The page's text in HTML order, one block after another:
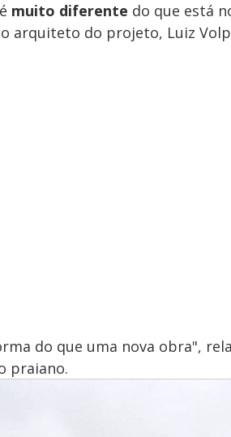
muito diferente do que está
arquiteto do projeto, Luiz
do que uma nova obra",
praiano.